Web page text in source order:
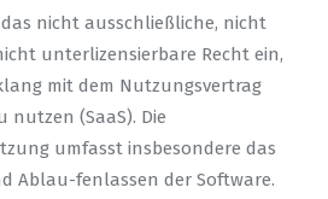
nicht ausschließliche, nicht
unterlizensierbare Recht ein,
mit dem Nutzungsvertrag
nutzen (SaaS). Die
umfasst insbesondere das
Ablau-fenlassen der Software.